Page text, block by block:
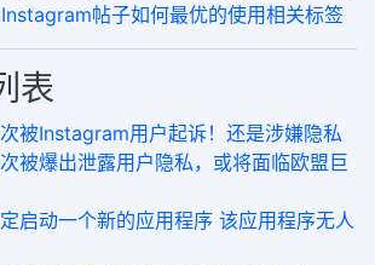
Instagram帖子如何最优的使用相关标签
表
被Instagram用户起诉！还是涉嫌隐私
被爆出泄露用户隐私，或将面临欧盟巨
启动一个新的应用程序 该应用程序无人